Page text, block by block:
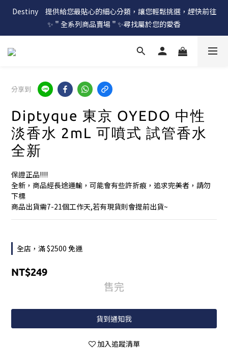
Destiny　提供給您最貼心的細心分類，讓您輕鬆挑選，趕快前往
✨＂全系列商品賣場＂✨尋找屬於您的愛香
分享到
Diptyque 東京 OYEDO 中性
淡香水 2mL 可噴式 試管香水
全新
保證正品!!!!
全新，商品經長途運輸，可能會有些許折痕，追求完美者，請勿
下標
商品出貨需7-21個工作天,若有現貨則會提前出貨~
全店，滿 $2500 免運
NT$249
售完
貨到通知我
加入追蹤清單